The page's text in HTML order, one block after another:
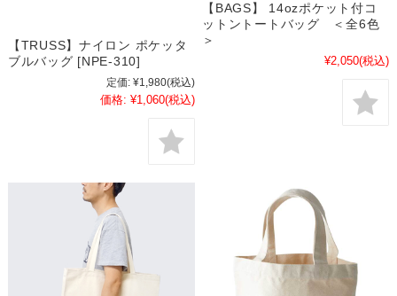
【TRUSS】ナイロン ポケッタ
ブルバッグ [NPE-310]
定価: ¥1,980(税込)
価格: ¥1,060(税込)
【BAGS】 14ozポケット付コ
ットントートバッグ ＜全6色
＞
¥2,050(税込)